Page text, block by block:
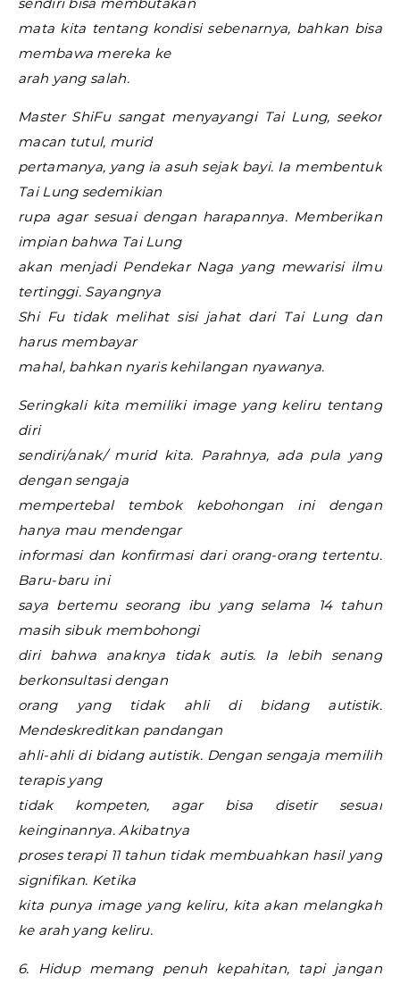
mata kita tentang kondisi sebenarnya, bahkan bisa
membawa mereka ke
arah yang salah.
Master ShiFu sangat menyayangi Tai Lung, seekor
macan tutul, murid
pertamanya, yang ia asuh sejak bayi. Ia membentuk
Tai Lung sedemikian
rupa agar sesuai dengan harapannya. Memberikan
impian bahwa Tai Lung
akan menjadi Pendekar Naga yang mewarisi ilmu
tertinggi. Sayangnya
Shi Fu tidak melihat sisi jahat dari Tai Lung dan
harus membayar
mahal, bahkan nyaris kehilangan nyawanya.
Seringkali kita memiliki image yang keliru tentang
diri
sendiri/anak/ murid kita. Parahnya, ada pula yang
dengan sengaja
mempertebal tembok kebohongan ini dengan
hanya mau mendengar
informasi dan konfirmasi dari orang-orang tertentu.
Baru-baru ini
saya bertemu seorang ibu yang selama 14 tahun
masih sibuk membohongi
diri bahwa anaknya tidak autis. Ia lebih senang
berkonsultasi dengan
orang yang tidak ahli di bidang autistik.
Mendeskreditkan pandangan
ahli-ahli di bidang autistik. Dengan sengaja memilih
terapis yang
tidak kompeten, agar bisa disetir sesuai
keinginannya. Akibatnya
proses terapi 11 tahun tidak membuahkan hasil yang
signifikan. Ketika
kita punya image yang keliru, kita akan melangkah
ke arah yang keliru.
6. Hidup memang penuh kepahitan, tapi jangan